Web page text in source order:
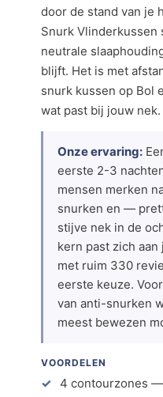
door de stand van je
Snurk
neutrale
blijft. Het is met
snurk kussen op Bol
wat past bij jouw nek.
Onze ervaring:
eerste 2-3
mensen merken
snurken en —
stijve nek in de
kern past zich
met ruim 330
eerste keuze.
van anti-snurken
meest bewezen
VOORDELEN
4 contourzones